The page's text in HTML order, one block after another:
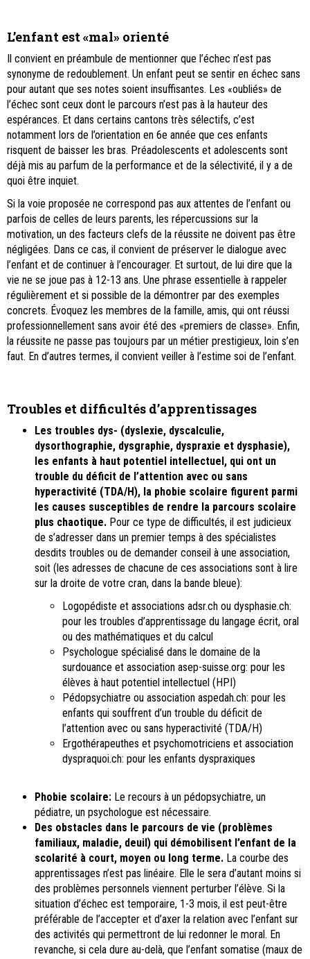
L’enfant est «mal» orienté
Il convient en préambule de mentionner que l’échec n’est pas
synonyme de redoublement. Un enfant peut se sentir en échec sans
pour autant que ses notes soient insuffisantes. Les «oubliés» de
l’échec sont ceux dont le parcours n’est pas à la hauteur des
espérances. Et dans certains cantons très sélectifs, c’est
notamment lors de l’orientation en 6e année que ces enfants
risquent de baisser les bras. Préadolescents et adolescents sont
déjà mis au parfum de la performance et de la sélectivité, il y a de
quoi être inquiet.
Si la voie proposée ne correspond pas aux attentes de l’enfant ou
parfois de celles de leurs parents, les répercussions sur la
motivation, un des facteurs clefs de la réussite ne doivent pas être
négligées. Dans ce cas, il convient de préserver le dialogue avec
l’enfant et de continuer à l’encourager. Et surtout, de lui dire que la
vie ne se joue pas à 12-13 ans. Une phrase essentielle à rappeler
régulièrement et si possible de la démontrer par des exemples
concrets. Évoquez les membres de la famille, amis, qui ont réussi
professionnellement sans avoir été des «premiers de classe». Enfin,
la réussite ne passe pas toujours par un métier prestigieux, loin s’en
faut. En d’autres termes, il convient veiller à l’estime soi de l’enfant.
Troubles et difficultés d’apprentissages
Les troubles dys- (dyslexie, dyscalculie,
dysorthographie, dysgraphie, dyspraxie et dysphasie),
les enfants à haut potentiel intellectuel, qui ont un
trouble du déficit de l’attention avec ou sans
hyperactivité (TDA/H), la phobie scolaire figurent parmi
les causes susceptibles de rendre la parcours scolaire
plus chaotique. Pour ce type de difficultés, il est judicieux
de s’adresser dans un premier temps à des spécialistes
desdits troubles ou de demander conseil à une association,
soit (les adresses de chacune de ces associations sont à lire
sur la droite de votre cran, dans la bande bleue):
Logopédiste et associations adsr.ch ou dysphasie.ch:
pour les troubles d’apprentissage du langage écrit, oral
ou des mathématiques et du calcul
Psychologue spécialisé dans le domaine de la
surdouance et association asep-suisse.org: pour les
élèves à haut potentiel intellectuel (HPI)
Pédopsychiatre ou association aspedah.ch: pour les
enfants qui souffrent d’un trouble du déficit de
l’attention avec ou sans hyperactivité (TDA/H)
Ergothérapeuthes et psychomotriciens et association
dyspraquoi.ch: pour les enfants dyspraxiques
Phobie scolaire: Le recours à un pédopsychiatre, un
pédiatre, un psychologue est nécessaire.
Des obstacles dans le parcours de vie (problèmes
familiaux, maladie, deuil) qui démobilisent l’enfant de la
scolarité à court, moyen ou long terme. La courbe des
apprentissages n’est pas linéaire. Elle le sera d’autant moins si
des problèmes personnels viennent perturber l’élève. Si la
situation d’échec est temporaire, 1-3 mois, il est peut-être
préférable de l’accepter et d’axer la relation avec l’enfant sur
des activités qui permettront de lui redonner le moral. En
revanche, si cela dure au-delà, que l’enfant somatise (maux de